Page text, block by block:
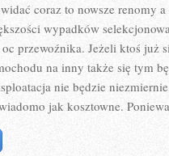
coraz to nowsze renomy
wypadków
przewoźnika. Jeżeli ktoś już
na inny także się tym
nie będzie
jak kosztowne.